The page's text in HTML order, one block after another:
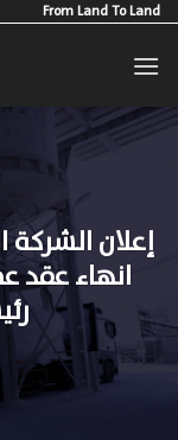
Skip
content
From Land To Land
إعلان الشركة
انهاء عقد